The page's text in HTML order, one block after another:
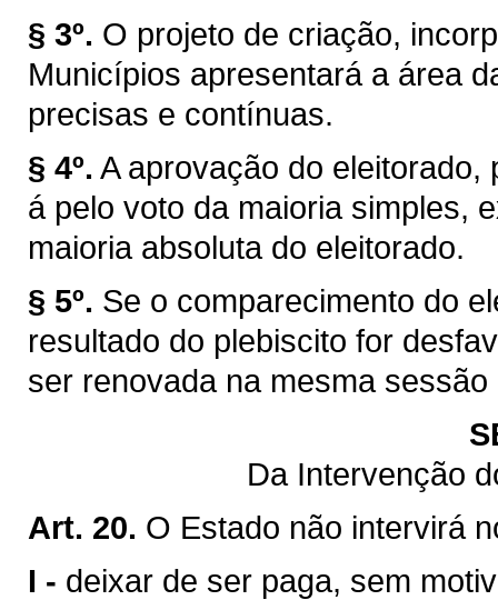
§ 3º. O projeto de criação,
Municípios apresentará a área
precisas e contínuas.
§ 4º. A aprovação do eleitorado,
á pelo voto da maioria simples,
maioria absoluta do eleitorado.
§ 5º. Se o comparecimento do
resultado do plebiscito for
ser renovada na mesma sessão
Da Intervenção
Art. 20. O Estado não intervirá
I - deixar de ser paga, sem